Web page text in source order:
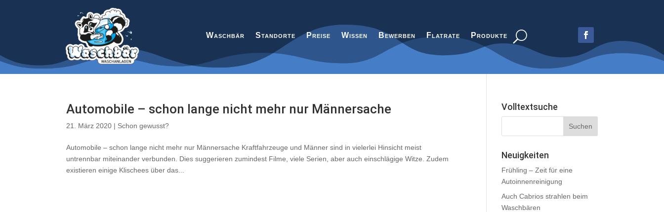
Waschbär Standorte Preise Wissen Bewerben Flatrate Produkte
Automobile – schon lange nicht mehr nur Männersache
21. März 2020 | Schon gewusst?
Automobile – schon lange nicht mehr nur Männersache Kraftfahrzeuge und Männer sind in vielerlei Hinsicht meist
untrennbar miteinander verbunden. Dies suggerieren zumindest Filme, viele Serien, aber auch einschlägige Witze. Zudem
existieren einige Klischees über das...
Volltextsuche
Neuigkeiten
Frühling – Zeit für eine
Autoinnenreinigung
Auch Cabrios strahlen beim
Waschbären